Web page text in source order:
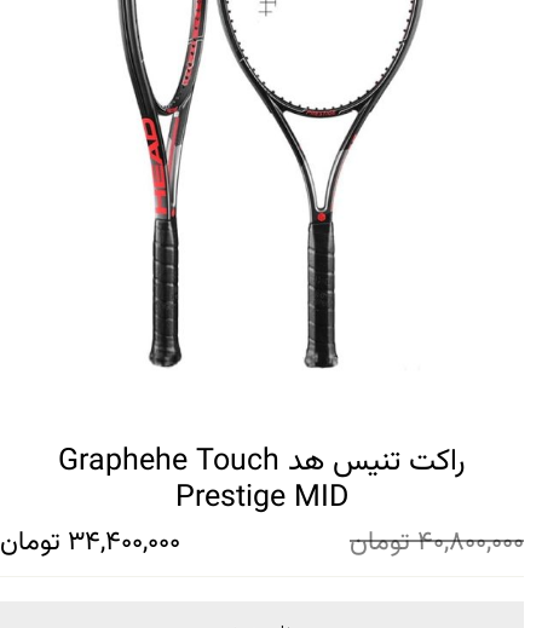
راکت تنیس هد Graphehe Touch
Prestige MID
40,800,000تومان 34,400,000 تومان